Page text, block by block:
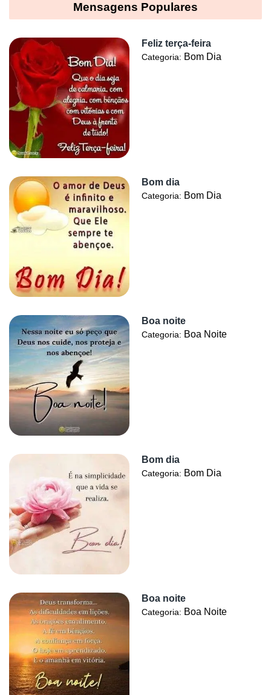
Mensagens Populares
Feliz terça-feira
Categoria: Bom Dia
Bom dia
Categoria: Bom Dia
Boa noite
Categoria: Boa Noite
Bom dia
Categoria: Bom Dia
Boa noite
Categoria: Boa Noite